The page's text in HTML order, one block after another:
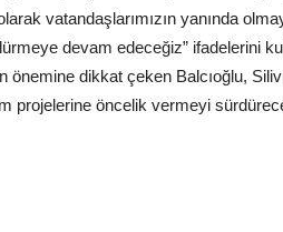
vatandaşlarımızın yanında
devam edeceğiz” ifadelerini
önemine dikkat çeken Balcıoğlu,
projelerine öncelik vermeyi